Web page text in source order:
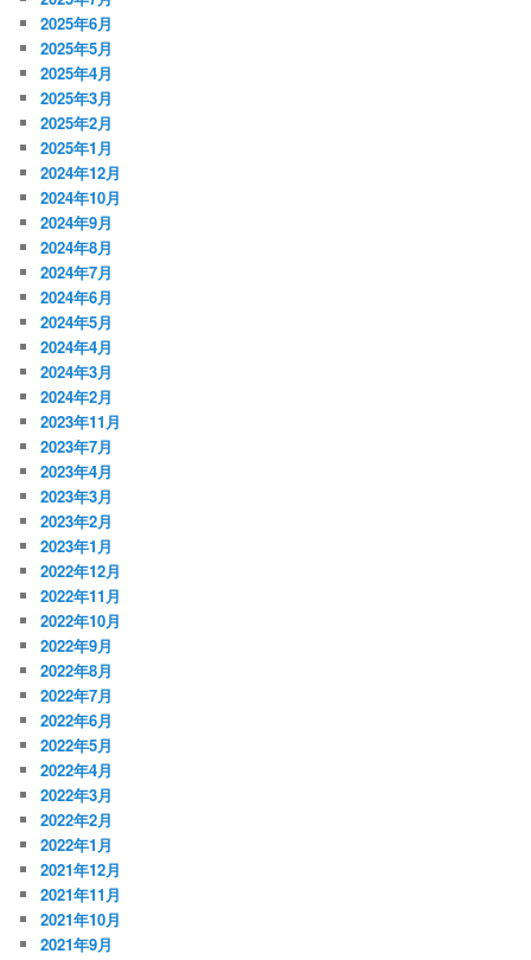
2025年6月
2025年5月
2025年4月
2025年3月
2025年2月
2025年1月
2024年12月
2024年10月
2024年9月
2024年8月
2024年7月
2024年6月
2024年5月
2024年4月
2024年3月
2024年2月
2023年11月
2023年7月
2023年4月
2023年3月
2023年2月
2023年1月
2022年12月
2022年11月
2022年10月
2022年9月
2022年8月
2022年7月
2022年6月
2022年5月
2022年4月
2022年3月
2022年2月
2022年1月
2021年12月
2021年11月
2021年10月
2021年9月